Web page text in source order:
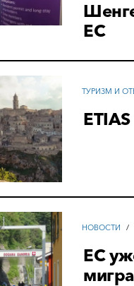
ЕС
ТУРИЗМ И
НОВОСТИ /
ЕС